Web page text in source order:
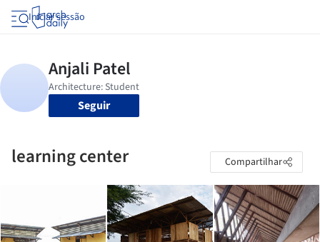
Iniciar sessão
Seguir
learning center Compartilhar